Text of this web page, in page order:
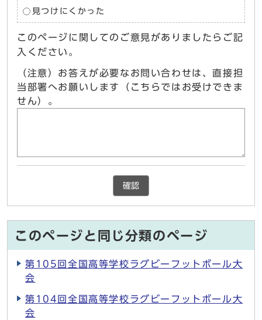
見つけにくかった
このページに関してのご意見がありましたらご記
入ください。
（注意）お答えが必要なお問い合わせは、直接担
当部署へお願いします（こちらではお受けできま
せん）。
確認
このページと同じ分類のページ
第105回全国⾼等学校ラグビーフットボール⼤
会
第104回全国高等学校ラグビーフットボール大
会